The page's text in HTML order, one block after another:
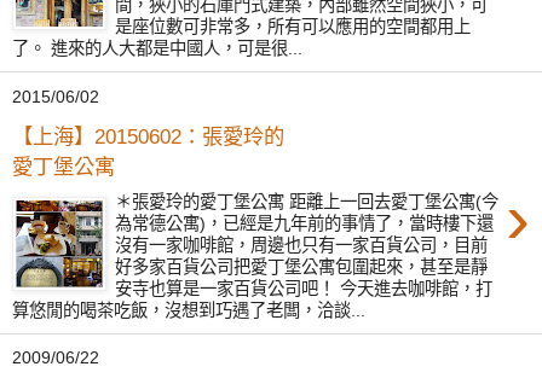
間，狹小的石庫門式建築，內部雖然空間狹小，可
是座位數可非常多，所有可以應用的空間都用上
了。 進來的人大都是中國人，可是很...
2015/06/02
【上海】20150602：張愛玲的
愛丁堡公寓
›
＊張愛玲的愛丁堡公寓 距離上一回去愛丁堡公寓(今
為常德公寓)，已經是九年前的事情了，當時樓下還
沒有一家咖啡館，周邊也只有一家百貨公司，目前
好多家百貨公司把愛丁堡公寓包圍起來，甚至是靜
安寺也算是一家百貨公司吧！ 今天進去咖啡館，打
算悠閒的喝茶吃飯，沒想到巧遇了老闆，洽談...
2009/06/22